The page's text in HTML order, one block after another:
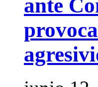
ante